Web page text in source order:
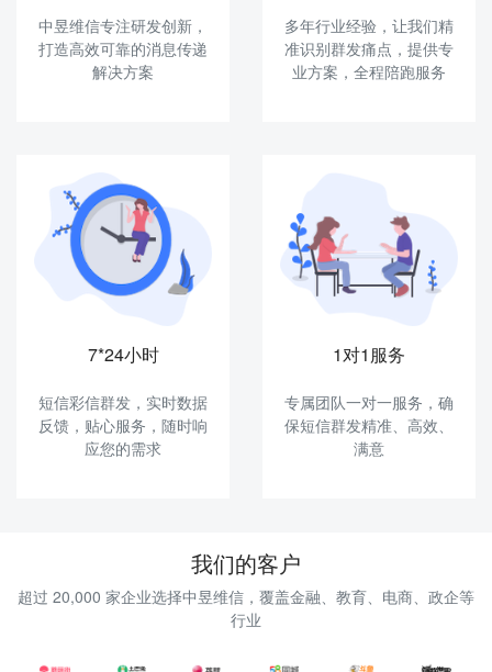
中昱维信专注研发创新，
打造高效可靠的消息传递
解决方案
多年行业经验，让我们精
准识别群发痛点，提供专
业方案，全程陪跑服务
7*24小时
短信彩信群发，实时数据
反馈，贴心服务，随时响
应您的需求
1对1服务
专属团队一对一服务，确
保短信群发精准、高效、
满意
我们的客户
超过 20,000 家企业选择中昱维信，覆盖金融、教育、电商、政企等
行业